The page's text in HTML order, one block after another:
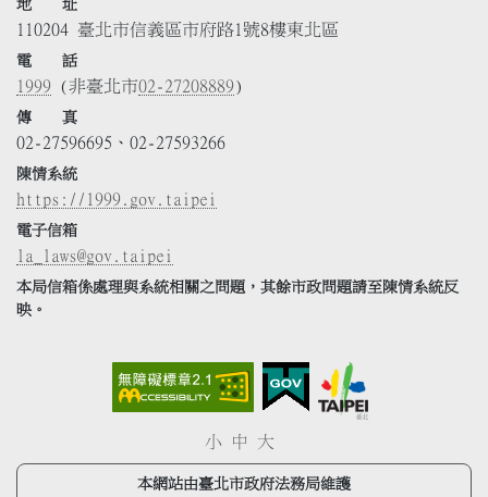
地 址
110204 臺北市信義區市府路1號8樓東北區
電 話
1999 (非臺北市02-27208889)
傳 真
02-27596695、02-27593266
陳情系統
https://1999.gov.taipei
電子信箱
la_laws@gov.taipei
本局信箱係處理與系統相關之問題，其餘市政問題請至陳情系統反
映。
小 中 大
本網站由臺北市政府法務局維護